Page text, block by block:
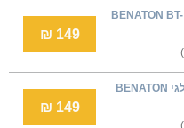
טוסטר וופל בלגי דגם BENATON BT-
149 ₪
מכשיר להכנת וופל בלגי BENATON
149 ₪